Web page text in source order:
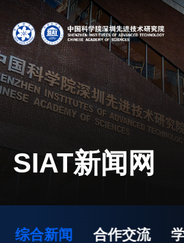
常用系统 人才招聘 联系我
机构简介
院长寄语
先
SIAT新闻网
综合新闻 合作交流